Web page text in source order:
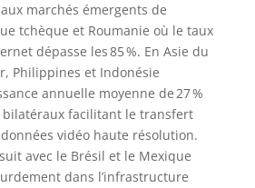
marchés émergents de
tchèque et Roumanie où le taux
dépasse les 85 %. En Asie du
Philippines et Indonésie
annuelle moyenne de 27 %
bilatéraux facilitant le transfert
vidéo haute résolution.
avec le Brésil et le Mexique
dans l’infrastructure